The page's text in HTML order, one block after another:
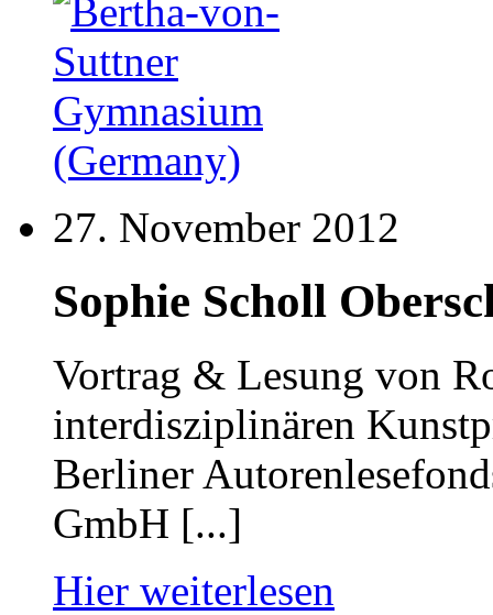
27. November 2012
Sophie Scholl
Vortrag & Lesung von
interdisziplinären
Berliner
GmbH [...]
Hier weiterlesen